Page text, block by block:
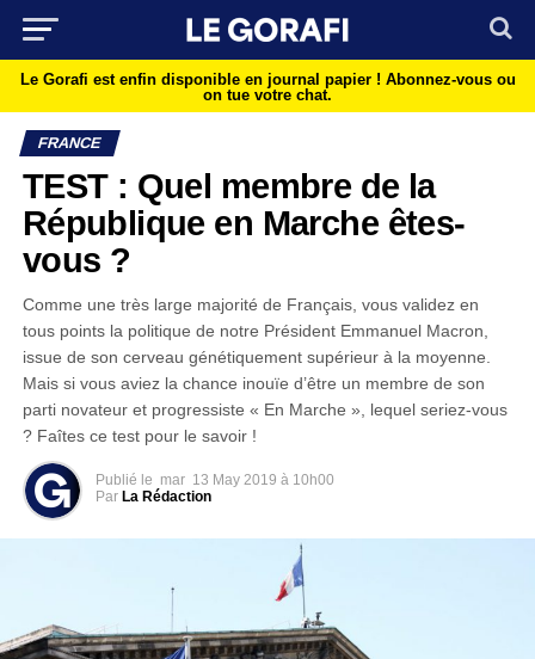
Le Gorafi est enfin disponible en journal papier ! Abonnez-vous ou
on tue votre chat.
FRANCE
TEST : Quel membre de la
République en Marche êtes-
vous ?
Comme une très large majorité de Français, vous validez en
tous points la politique de notre Président Emmanuel Macron,
issue de son cerveau génétiquement supérieur à la moyenne.
Mais si vous aviez la chance inouïe d’être un membre de son
parti novateur et progressiste « En Marche », lequel seriez-vous
? Faîtes ce test pour le savoir !
Publié le mar 13 May 2019 à 10h00
Par La Rédaction